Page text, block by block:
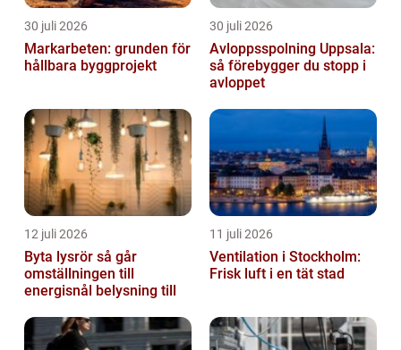
30 juli 2026
Markarbeten: grunden för
hållbara byggprojekt
30 juli 2026
Avloppsspolning Uppsala:
så förebygger du stopp i
avloppet
12 juli 2026
Byta lysrör så går
omställningen till
energisnål belysning till
11 juli 2026
Ventilation i Stockholm:
Frisk luft i en tät stad